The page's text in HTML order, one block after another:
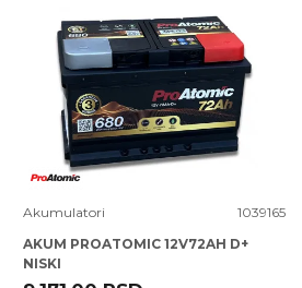
Uporedi
Akumulatori
1039165
AKUM PROATOMIC 12V72AH D+
NISKI